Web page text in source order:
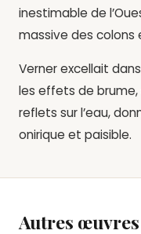
inestimable de
massive des colons
Verner excellait
les effets de
reflets sur l’eau,
onirique et paisible.
Autres